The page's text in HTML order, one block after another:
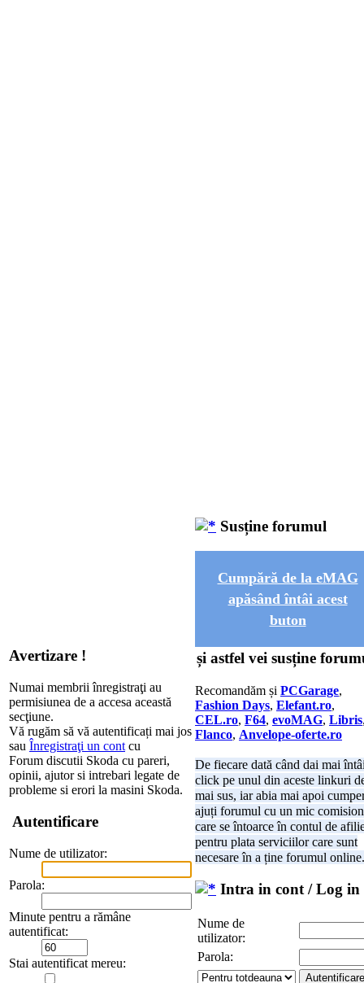
Avertizare !
Numai membrii înregistraţi au
permisiunea de a accesa această
secţiune.
Vă rugăm să vă autentificați mai jos
sau Înregistraţi un cont cu
Forum discutii Skoda cu pareri,
opinii, ajutor si intrebari legate de
probleme si erori la masini Skoda.
Autentificare
Nume de utilizator:
Parola:
Minute pentru a rămâne
autentificat:
Stai autentificat mereu:
Susține forumul
Cumpără de la eMAG
apăsând întâi acest
buton
și astfel vei susține
Recomandăm și PCGarage,
Fashion Days, Elefant.ro,
CEL.ro, F64, evoMAG, Libris
Flanco, Anvelope-oferte.ro
De fiecare dată când dai mai
click pe unul din aceste linkuri
mai sus, iar abia mai apoi
ajuți forumul cu un mic comision
care se întoarce în contul de
pentru plata serviciilor care sunt
necesare în a ține forumul online.
Intra in cont / Log in
Nume de
utilizator:
Parola: